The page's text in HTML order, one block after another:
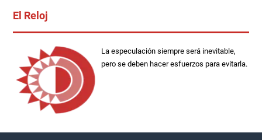
El Reloj
La especulación siempre será inevitable,
pero se deben hacer esfuerzos para evitarla.